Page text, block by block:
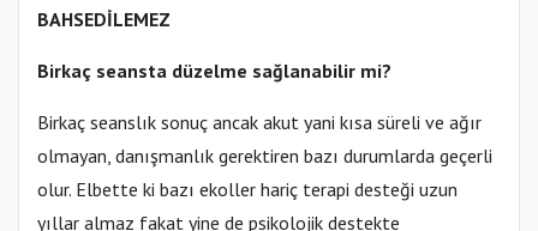
BAHSEDİLEMEZ
Birkaç seansta düzelme sağlanabilir mi?
Birkaç seanslık sonuç ancak akut yani kısa süreli ve ağır
olmayan, danışmanlık gerektiren bazı durumlarda geçerli
olur. Elbette ki bazı ekoller hariç terapi desteği uzun
yıllar almaz fakat yine de psikolojik destekte